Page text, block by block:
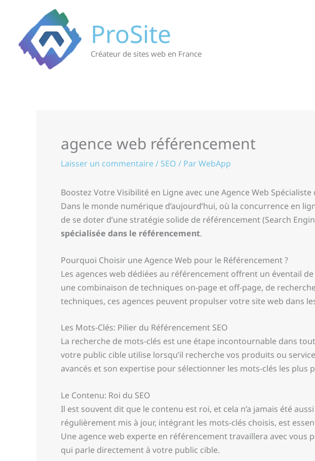
contenu
ProSite
Créateur de sites web en France
agence web référencement
Laisser un commentaire/ SEO / ParWebApp
Boostez Votre Visibilité en Ligne avec une Agence Web
Dans le monde numérique d’aujourd’hui, où la concurrence en
de se doter d’une stratégie solide de référencement (Search
spécialisée dans le référencement.
Pourquoi Choisir une Agence Web pour le Référencement ?
Les agences web dédiées au référencement offrent un éventail
une combinaison de techniques on-page et off-page, de
techniques, ces agences peuvent propulser votre site web dans
Les Mots-Clés: Pilier du Référencement SEO
La recherche de mots-clés est une étape incontournable dans
votre public cible utilise lorsqu’il recherche vos produits ou
avancés et son expertise pour sélectionner les mots-clés les
Le Contenu: Roi du SEO
Il est souvent dit que le contenu est roi, et cela n’a jamais été
régulièrement mis à jour, intégrant les mots-clés choisis, est
Une agence web experte en référencement travaillera avec
qui parle directement à votre public cible.